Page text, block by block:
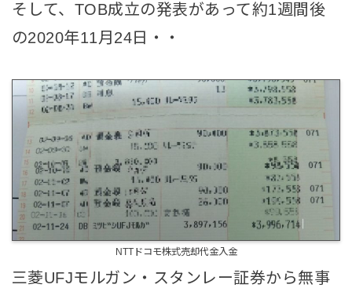
そして、TOB成立の発表があって約1週間後
の2020年11月24日・・
NTTドコモ株式売却代金入金
三菱UFJモルガン・スタンレー証券から無事